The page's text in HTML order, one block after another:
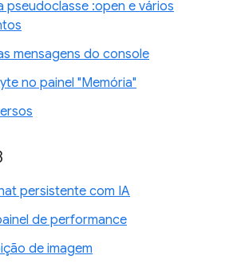
pseudoclasse :open e vários
mensagens do console
no painel "Memória"
persistente com IA
de performance
de imagem